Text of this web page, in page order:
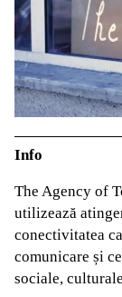
Info
The Agency of
utilizează
conectivitatea
comunicare și
sociale,